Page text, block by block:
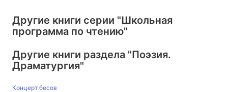
Другие книги серии "Школьная
программа по чтению"
Другие книги раздела "Поэзия.
Драматургия"
Концерт бесов